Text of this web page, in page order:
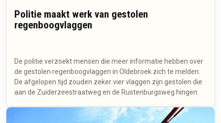
Politie maakt werk van gestolen
regenboogvlaggen
De politie verzoekt mensen die meer informatie hebben over
de gestolen regenboogvlaggen in Oldebroek zich te melden.
De afgelopen tijd zouden zeker vier vlaggen zijn gestolen die
aan de Zuiderzeestraatweg en de Rustenburgsweg hingen.